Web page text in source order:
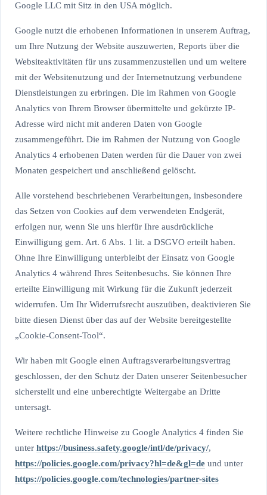
Google LLC mit Sitz in den USA möglich.
Google nutzt die erhobenen Informationen in unserem Auftrag,
um Ihre Nutzung der Website auszuwerten, Reports über die
Websiteaktivitäten für uns zusammenzustellen und um weitere
mit der Websitenutzung und der Internetnutzung verbundene
Dienstleistungen zu erbringen. Die im Rahmen von Google
Analytics von Ihrem Browser übermittelte und gekürzte IP-
Adresse wird nicht mit anderen Daten von Google
zusammengeführt. Die im Rahmen der Nutzung von Google
Analytics 4 erhobenen Daten werden für die Dauer von zwei
Monaten gespeichert und anschließend gelöscht.
Alle vorstehend beschriebenen Verarbeitungen, insbesondere
das Setzen von Cookies auf dem verwendeten Endgerät,
erfolgen nur, wenn Sie uns hierfür Ihre ausdrückliche
Einwilligung gem. Art. 6 Abs. 1 lit. a DSGVO erteilt haben.
Ohne Ihre Einwilligung unterbleibt der Einsatz von Google
Analytics 4 während Ihres Seitenbesuchs. Sie können Ihre
erteilte Einwilligung mit Wirkung für die Zukunft jederzeit
widerrufen. Um Ihr Widerrufsrecht auszuüben, deaktivieren Sie
bitte diesen Dienst über das auf der Website bereitgestellte
„Cookie-Consent-Tool“.
Wir haben mit Google einen Auftragsverarbeitungsvertrag
geschlossen, der den Schutz der Daten unserer Seitenbesucher
sicherstellt und eine unberechtigte Weitergabe an Dritte
untersagt.
Weitere rechtliche Hinweise zu Google Analytics 4 finden Sie
unter https://business.safety.google/intl/de/privacy/,
https://policies.google.com/privacy?hl=de&gl=de und unter
https://policies.google.com/technologies/partner-sites